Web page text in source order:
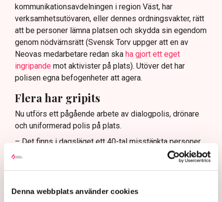
Denna webbplats använder cookies
kommunikationsavdelningen i region Väst, har
verksamhetsutövaren, eller dennes ordningsvakter, rätt
att be personer lämna platsen och skydda sin egendom
genom nödvärnsrätt (Svensk Torv uppger att en av
Neovas medarbetare redan ska ha gjort ett eget
ingripande mot aktivister på plats). Utöver det har
polisen egna befogenheter att agera.
Flera har gripits
Nu utförs ett pågående arbete av dialogpolis, drönare
och uniformerad polis på plats.
– Det finns i dagsläget ett 40-tal misstänkta personer,
cirka 120 brottsmisstankar och det har gjorts både
avvisanden, avlägsnanden och gripanden, säger Anna-
Med stöd av polislagen 13 paragraf kan polisen